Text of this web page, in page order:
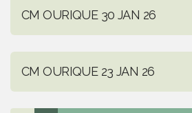
CM OURIQUE 30 JAN 26
CM OURIQUE 23 JAN 26